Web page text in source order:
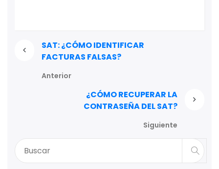
SAT: ¿CÓMO IDENTIFICAR
FACTURAS FALSAS?
Anterior
¿CÓMO RECUPERAR LA
CONTRASEÑA DEL SAT?
Siguiente